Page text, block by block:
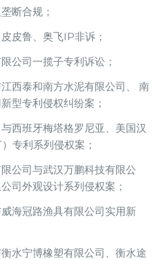
断合规；
皮鲁、奥飞IP非诉；
公司一揽子专利诉讼；
西泰和南方水泥有限公司、 南
型专利侵权纠纷案；
西班牙梅塔格罗尼亚、美国汉
专利系列侵权案；
公司与武汉万鹏科技有限公
司外观设计系列侵权案；
海冠路渔具有限公司实用新
水宁博橡塑有限公司、衡水途